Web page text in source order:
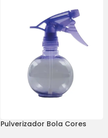
Pulverizador Bola Cores